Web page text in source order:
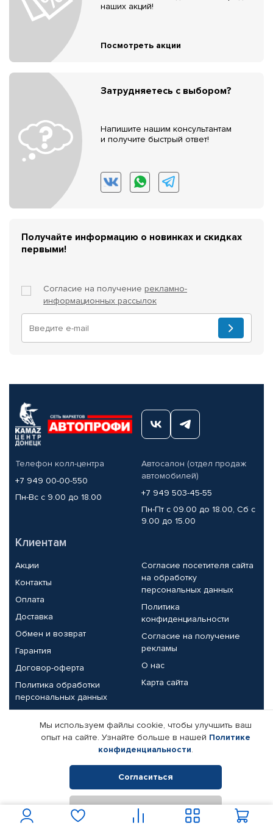
наших акций!
Посмотреть акции
Затрудняетесь с выбором?
Напишите нашим консультантам
и получите быстрый ответ!
Получайте информацию о новинках и скидках
первыми!
Согласие на получение рекламно-
информационных рассылок
Телефон колл-центра
+7 949 00-00-550
Пн-Вс с 9.00 до 18.00
Автосалон (отдел продаж
автомобилей)
+7 949 503-45-55
Пн-Пт с 09.00 до 18.00, Сб с
9.00 до 15.00
Клиентам
Акции
Контакты
Оплата
Доставка
Обмен и возврат
Гарантия
Договор-оферта
Политика обработки
персональных данных
Согласие посетителя сайта
на обработку
персональных данных
Политика
конфиденциальности
Согласие на получение
рекламы
О нас
Карта сайта
Партнерам
Корпоративным клиентам
Поставщикам
Реквизиты компании
© КАМАЗ ЦЕНТР ДОНЕЦК, 2015-2026. Все права защищены.
Интернет-магазин автомобильных товаров Автопрофи.
Мы используем файлы cookie, чтобы улучшить ваш
опыт на сайте. Узнайте больше в нашей Политике
конфиденциальности.
Согласиться
Отклонить